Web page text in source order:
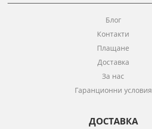
Блог
Контакти
Плащане
Доставка
За нас
Гаранционни условия
ДОСТАВКА